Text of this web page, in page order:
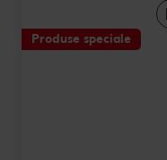
Produse speciale